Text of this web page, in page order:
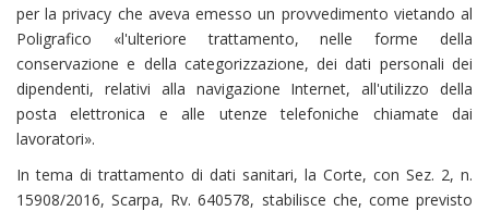
per la privacy che aveva emesso un provvedimento vietando al
Poligrafico «l'ulteriore trattamento, nelle forme della
conservazione e della categorizzazione, dei dati personali dei
dipendenti, relativi alla navigazione Internet, all'utilizzo della
posta elettronica e alle utenze telefoniche chiamate dai
lavoratori».
In tema di trattamento di dati sanitari, la Corte, con Sez. 2, n.
15908/2016, Scarpa, Rv. 640578, stabilisce che, come previsto